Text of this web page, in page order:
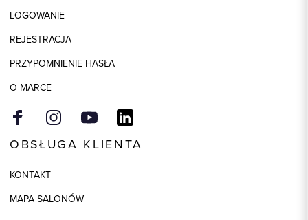
Skład tkaniny
LOGOWANIE
REJESTRACJA
PRZYPOMNIENIE HASŁA
O MARCE
OBSŁUGA KLIENTA
KONTAKT
MAPA SALONÓW